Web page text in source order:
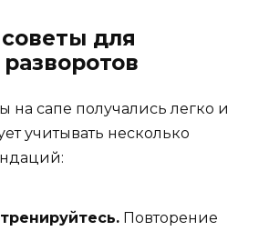
для
на сапе получались легко и
учитывать несколько
Повторение